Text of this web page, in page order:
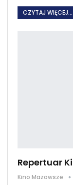
CZYTAJ WIĘCEJ...
Repertuar
Kino Mazowsze